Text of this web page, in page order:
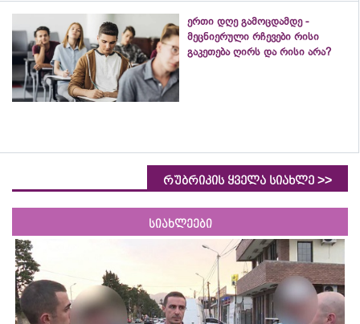
ერთი დღე გამოცდამდე -
მეცნიერული რჩევები რისი
გაკეთება ღირს და რისი არა?
რუბრიკის ყველა სიახლე >>
სიახლეები